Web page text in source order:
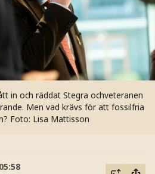
in och räddat Stegra ochveteranen
Men vad krävs för att fossilfria
Foto: Lisa Mattisson